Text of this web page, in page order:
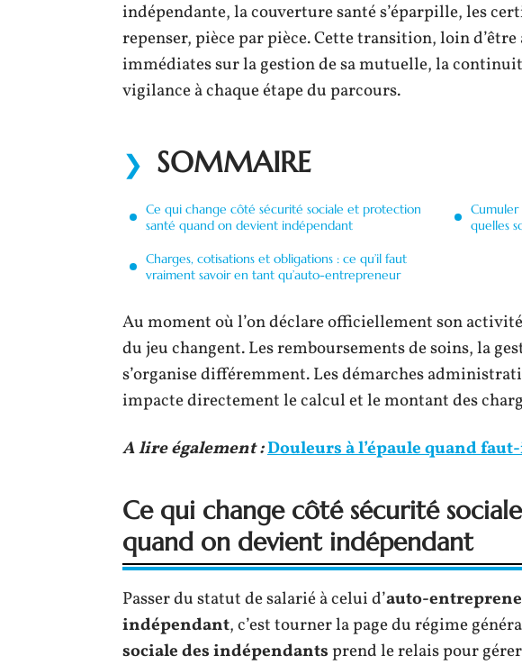
indépendante, la couverture santé s’éparpille, les
repenser, pièce par pièce. Cette transition, loin
immédiates sur la gestion de sa mutuelle, la
vigilance à chaque étape du parcours.
SOMMAIRE
Ce qui change côté sécurité sociale et protection
santé quand on devient indépendant
Charges, cotisations et obligations : ce qu’il faut
vraiment savoir en tant qu’auto-entrepreneur
quelles
Au moment où l’on déclare officiellement son
du jeu changent. Les remboursements de soins, la
s’organise différemment. Les démarches
impacte directement le calcul et le montant des
A lire également :Douleurs à l’épaule quand
Ce qui change côté sécurité
quand on devient indépendant
Passer du statut de salarié à celui d’auto-
indépendant, c’est tourner la page du régime
sociale des indépendantsprend le relais pour